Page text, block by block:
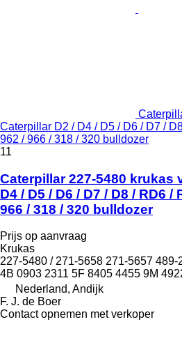
Caterpillar D2 / D4 / D5 / D6 / D7 /
962 / 966 / 318 / 320 bulldozer
11
Caterpillar 227-5480 krukas
D4 / D5 / D6 / D7 / D8 / RD6 /
966 / 318 / 320 bulldozer
Prijs op aanvraag
Krukas
227-5480 / 271-5658 271-5657
4B 0903 2311 5F 8405 4455 9M
Nederland, Andijk
F. J. de Boer
Contact opnemen met verkoper